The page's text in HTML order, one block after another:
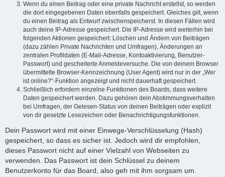
Wenn du einen Beitrag oder eine private Nachricht erstellst, so werden
die dort eingegebenen Daten ebenfalls gespeichert. Gleiches gilt, wenn
du einen Beitrag als Entwurf zwischenspeicherst. In diesen Fällen wird
auch deine IP-Adresse gespeichert. Die IP-Adresse wird weiterhin bei
folgenden Aktionen gespeichert: Löschen und Ändern von Beiträgen
(dazu zählen Private Nachrichten und Umfragen), Änderungen an
zentralen Profildaten (E-Mail-Adresse, Kontoaktivierung, Benutzer-
Passwort) und gescheiterte Anmeldeversuche. Die von deinem Browser
übermittelte Browser-Kennzeichnung (User Agent) wird nur in der „Wer
ist online?“-Funktion angezeigt und nicht dauerhaft gespeichert.
Schließlich erfordern einzelne Funktionen des Boards, dass weitere
Daten gespeichert werden. Dazu gehören dein Abstimmungsverhalten
bei Umfragen, der Gelesen-Status von deinen Beiträgen oder explizit
von dir gesetzte Lesezeichen oder Benachrichtigungsfunktionen.
Dein Passwort wird mit einer Einwege-Verschlüsselung (Hash)
gespeichert, so dass es sicher ist. Jedoch wird dir empfohlen,
dieses Passwort nicht auf einer Vielzahl von Webseiten zu
verwenden. Das Passwort ist dein Schlüssel zu deinem
Benutzerkonto für das Board, also geh mit ihm sorgsam um.